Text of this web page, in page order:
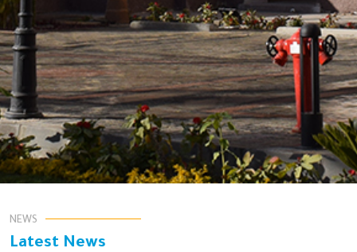
NEWS
Latest News